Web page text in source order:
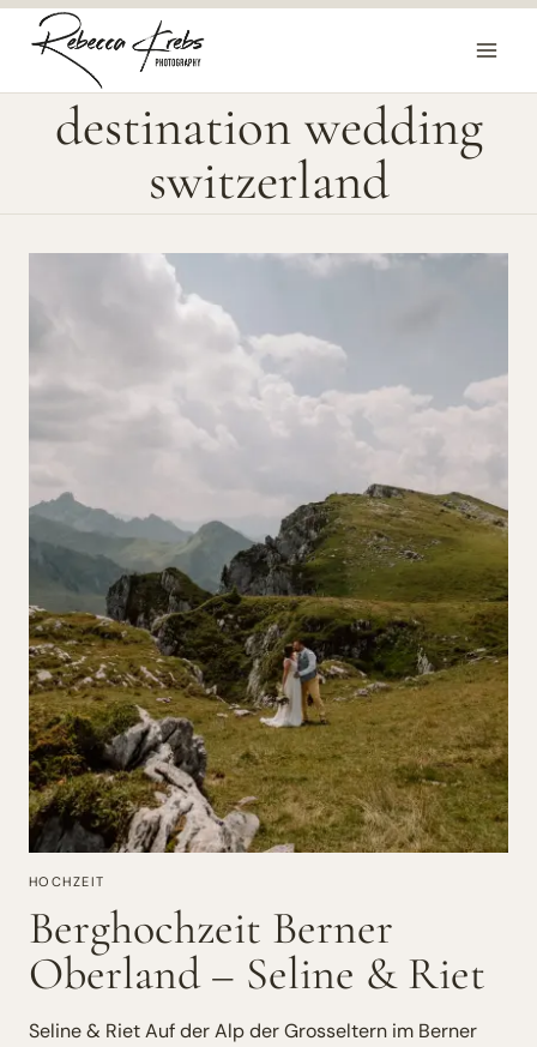
Zum
Inhalt
destination wedding
switzerland
HOCHZEIT
Berghochzeit Berner
Oberland – Seline & Riet
Seline & Riet Auf der Alp der Grosseltern im Berner